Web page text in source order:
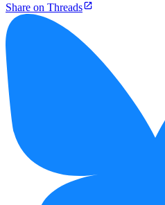
Share on Threads